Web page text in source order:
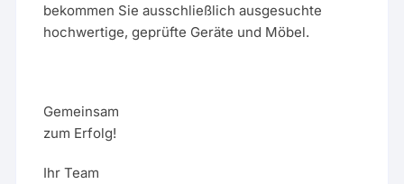
bekommen Sie ausschließlich ausgesuchte
hochwertige, geprüfte Geräte und Möbel.
Gemeinsam
zum Erfolg!
Ihr Team